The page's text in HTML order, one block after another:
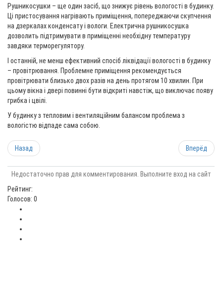
Рушникосушки – ще один засіб, що знижує рівень вологості в будинку.
Ці пристосування нагрівають приміщення, попереджаючи скупчення
на дзеркалах конденсату і вологи. Електрична рушникосушка
дозволить підтримувати в приміщенні необхідну температуру
завдяки терморегулятору.
І останній, не менш ефективний спосіб ліквідації вологості в будинку
– провітрювання. Проблемне приміщення рекомендується
провітрювати близько двох разів на день протягом 10 хвилин. При
цьому вікна і двері повинні бути відкриті навстіж, що виключає появу
грибка і цвілі.
У будинку з тепловим і вентиляційним балансом проблема з
вологістю відпаде сама собою.
Назад Вперёд
Недостаточно прав для комментирования. Выполните вход на сайт
Рейтинг:
Голосов: 0